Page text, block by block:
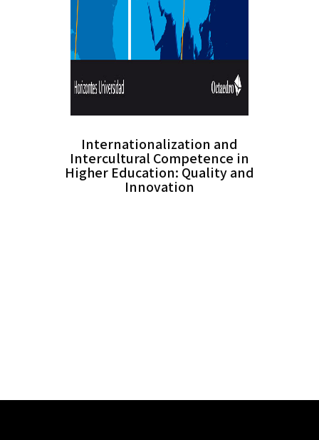
Internationalization and
Intercultural Competence in
Higher Education: Quality and
Innovation